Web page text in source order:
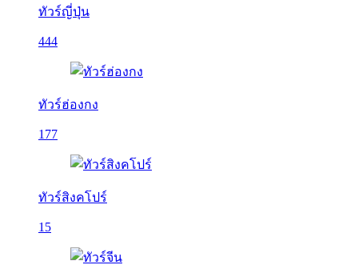
ทัวร์ญี่ปุ่น
444
ทัวร์ฮ่องกง
177
ทัวร์สิงคโปร์
15